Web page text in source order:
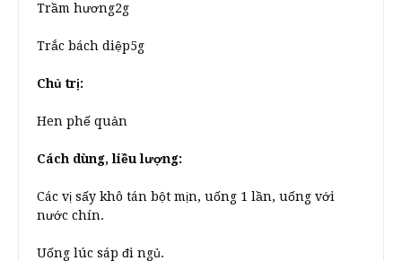
Trầm hương2g
Trắc bách diệp5g
Chủ trị:
Hen phế quản
Cách dùng, liều lượng:
Các vị sấy khô tán bột mịn, uống 1 lần, uống với
nước chín.
Uống lúc sáp đi ngủ.